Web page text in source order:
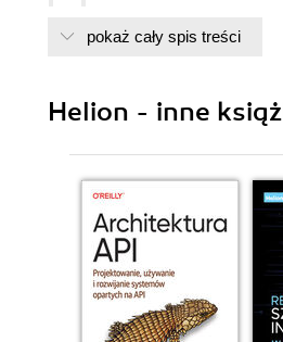
Windows Vista (21)
komputerze (23)
Instalacja Visty jako
operacyjnego (29)
Weryfikacja instalacji
Aktywacja systemu (31)
Zmiana wydania Windows
Chcesz wiedzieć więcej?
pokaż cały spis treści
Helion - inne